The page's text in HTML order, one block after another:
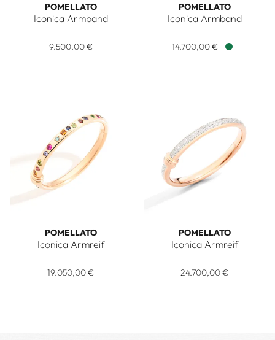
POMELLATO
Iconica Armband
9.500,00 €
POMELLATO
Iconica Armband
14.700,00 €
POMELLATO
Iconica Armreif
19.050,00 €
POMELLATO
Iconica Armreif
24.700,00 €